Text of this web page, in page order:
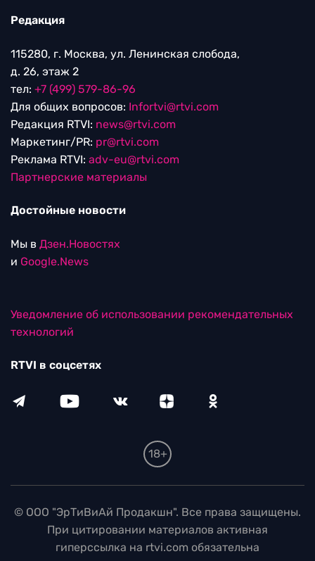
Редакция
115280, г. Москва, ул. Ленинская слобода,
д. 26, этаж 2
тел: +7 (499) 579-86-96
Для общих вопросов: Infortvi@rtvi.com
Редакция RTVI: news@rtvi.com
Маркетинг/PR: pr@rtvi.com
Реклама RTVI: adv-eu@rtvi.com
Партнерские материалы
Достойные новости
Мы в Дзен.Новостях
и Google.News
Уведомление об использовании рекомендательных
технологий
RTVI в соцсетях
18+
© ООО "ЭрТиВиАй Продакшн". Все права защищены.
При цитировании материалов активная
гиперссылка на rtvi.com обязательна